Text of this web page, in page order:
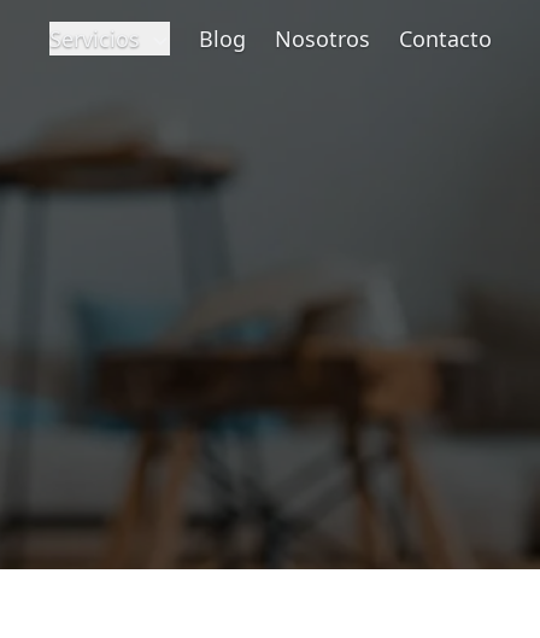
Servicios Blog Nosotros Contacto